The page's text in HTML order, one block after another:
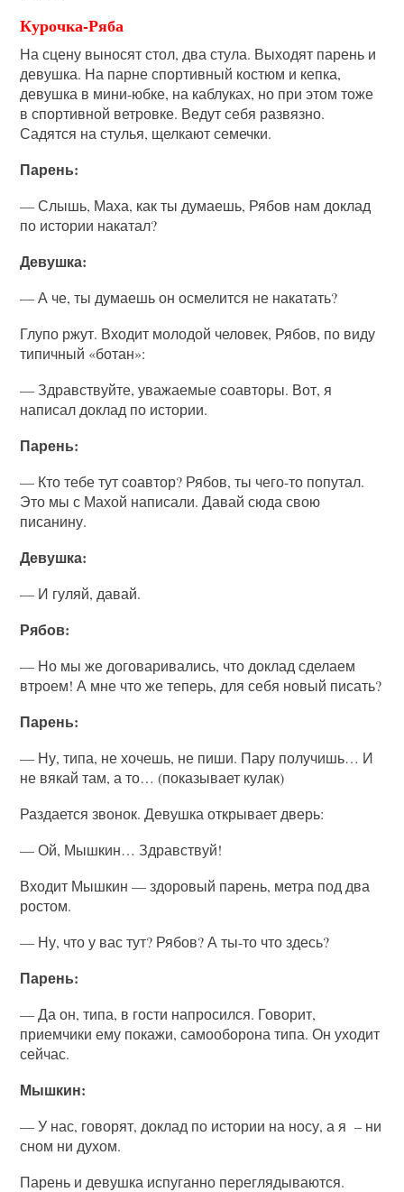
Курочка-Ряба
На сцену выносят стол, два стула. Выходят парень и
девушка. На парне спортивный костюм и кепка,
девушка в мини-юбке, на каблуках, но при этом тоже
в спортивной ветровке. Ведут себя развязно.
Садятся на стулья, щелкают семечки.
Парень:
— Слышь, Маха, как ты думаешь, Рябов нам доклад
по истории накатал?
Девушка:
— А че, ты думаешь он осмелится не накатать?
Глупо ржут. Входит молодой человек, Рябов, по виду
типичный «ботан»:
— Здравствуйте, уважаемые соавторы. Вот, я
написал доклад по истории.
Парень:
— Кто тебе тут соавтор? Рябов, ты чего-то попутал.
Это мы с Махой написали. Давай сюда свою
писанину.
Девушка:
— И гуляй, давай.
Рябов:
— Но мы же договаривались, что доклад сделаем
втроем! А мне что же теперь, для себя новый писать?
Парень:
— Ну, типа, не хочешь, не пиши. Пару получишь… И
не вякай там, а то… (показывает кулак)
Раздается звонок. Девушка открывает дверь:
— Ой, Мышкин… Здравствуй!
Входит Мышкин — здоровый парень, метра под два
ростом.
— Ну, что у вас тут? Рябов? А ты-то что здесь?
Парень:
— Да он, типа, в гости напросился. Говорит,
приемчики ему покажи, самооборона типа. Он уходит
сейчас.
Мышкин:
— У нас, говорят, доклад по истории на носу, а я – ни
сном ни духом.
Парень и девушка испуганно переглядываются.